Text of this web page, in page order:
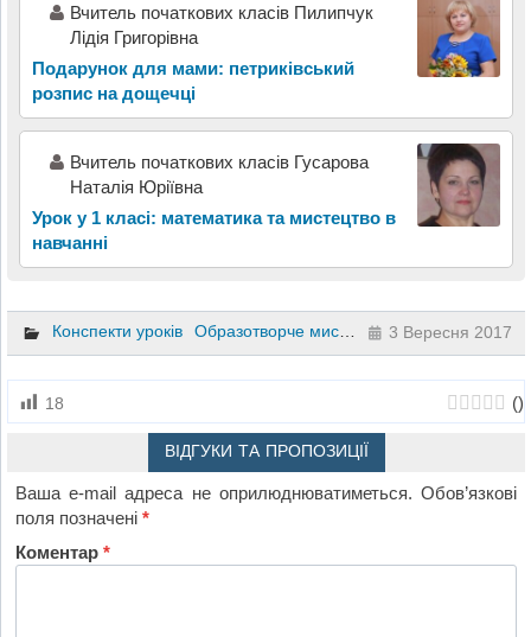
Вчитель початкових класів Пилипчук
Лідія Григорівна
Подарунок для мами: петриківський
розпис на дощечці
Вчитель початкових класів Гусарова
Наталія Юріївна
Урок у 1 класі: математика та мистецтво в
навчанні
Конспекти уроків Образотворче мистецтво Художня
3 Вересня 2017
18 ()
ВІДГУКИ ТА ПРОПОЗИЦІЇ
Ваша e-mail адреса не оприлюднюватиметься. Обов’язкові
поля позначені*
Коментар*